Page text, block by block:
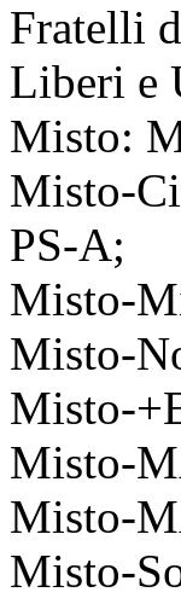
Fratelli
Liberi e
Misto:
Misto-
PS-A;
Misto-
Misto-
Misto-
Misto-
Misto-
Misto-